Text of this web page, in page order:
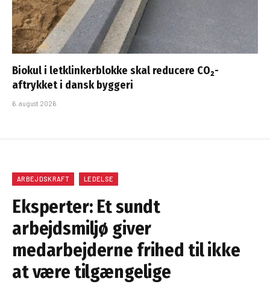
Biokul i letklinkerblokke skal reducere CO₂-
aftrykket i dansk byggeri
6. august 2026
ARBEJDSKRAFT LEDELSE
Eksperter: Et sundt
arbejdsmiljø giver
medarbejderne frihed til ikke
at være tilgængelige